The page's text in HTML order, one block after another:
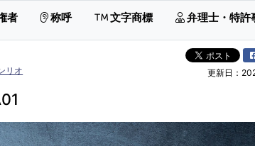
者 称呼 文字商標 弁理士・特許
リオ 更新日：